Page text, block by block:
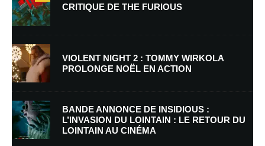
Nom*
E-mail *
Enregistrer mon nom, mon e-mail et mon site dans le navigateur pour
mon prochain commentaire.
CRITIQUE DE THE FURIOUS
VIOLENT NIGHT 2 : TOMMY WIRKOLA
PROLONGE NOËL EN ACTION
BANDE ANNONCE DE INSIDIOUS :
L’INVASION DU LOINTAIN : LE RETOUR DU
LOINTAIN AU CINÉMA